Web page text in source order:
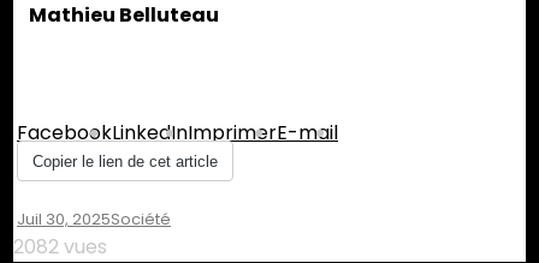
Mathieu Belluteau
FacebookLinkedInImprimerE-mail
Copier le lien de cet article
Juil 30, 2025Société
2082 vues